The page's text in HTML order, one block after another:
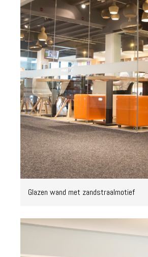
Glazen wand met zandstraalmotief